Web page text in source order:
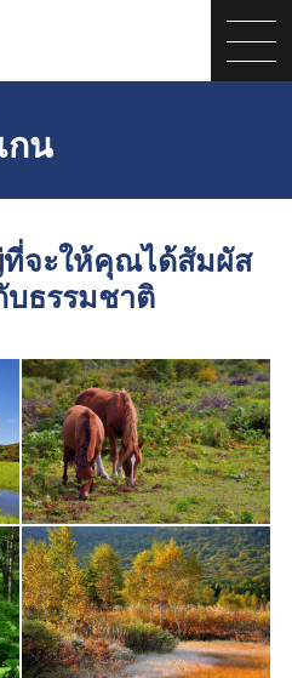
กน
จะให้คุณได้สัมผัส
บธรรมชาติ